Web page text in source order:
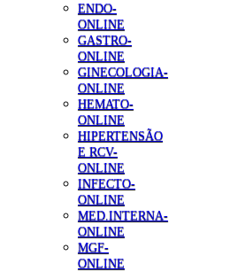
ENDO-
ONLINE
GASTRO-
ONLINE
GINECOLOGIA-
ONLINE
HEMATO-
ONLINE
HIPERTENSÃO
E RCV-
ONLINE
INFECTO-
ONLINE
MED.INTERNA-
ONLINE
MGF-
ONLINE